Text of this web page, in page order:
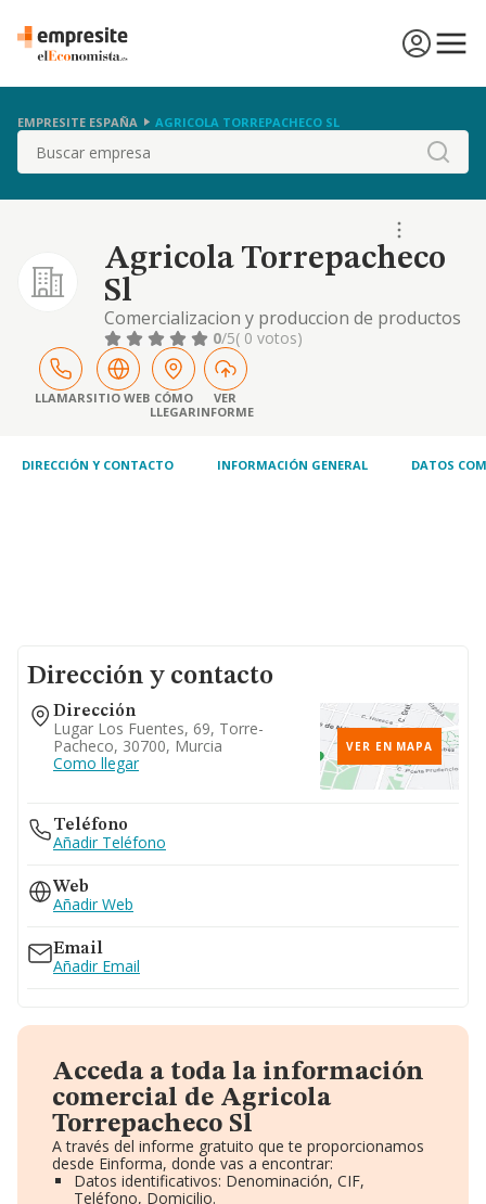
EMPRESITE ESPAÑA AGRICOLA TORREPACHECO SL
Buscar
Agricola Torrepacheco
Sl
Comercializacion y produccion de productos
agricolas.directa e indirectamente.
0/5( 0 votos)
LLAMARSITIO WEB CÓMO
LLEGAR
VER
INFORME
DIRECCIÓN Y CONTACTO INFORMACIÓN GENERAL DATOS
Dirección y contacto
Dirección
Lugar Los Fuentes, 69, Torre-
Pacheco, 30700, Murcia
Como llegar
VER EN MAPA
Teléfono
Añadir Teléfono
Web
Añadir Web
Email
Añadir Email
Acceda a toda la información
comercial de Agricola
Torrepacheco Sl
A través del informe gratuito que te proporcionamos
desde Einforma, donde vas a encontrar:
Datos identificativos: Denominación, CIF,
Teléfono, Domicilio.